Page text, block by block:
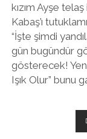
kızım Ayşe
Kabaş’ı
“İşte şimdi
gün bugündür
gösterecek! Yeni
Işık Olur” bunu